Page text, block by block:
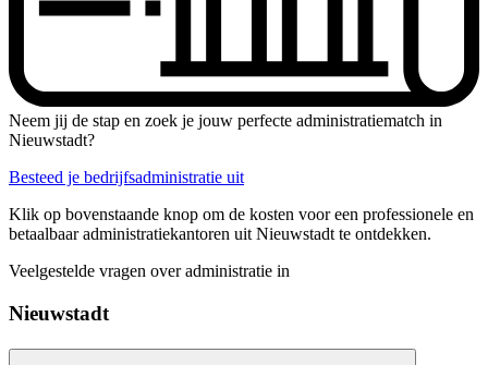
Neem jij de stap en zoek je jouw perfecte administratiematch in
Nieuwstadt?
Besteed je bedrijfsadministratie uit
Klik op bovenstaande knop om de kosten voor een professionele en
betaalbaar administratiekantoren uit Nieuwstadt te ontdekken.
Veelgestelde vragen over administratie in
Nieuwstadt